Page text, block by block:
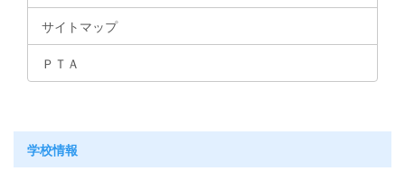
サイトマップ
ＰＴＡ
学校情報